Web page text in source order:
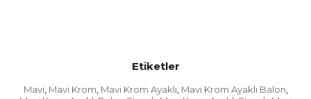
Etiketler
Mavi, Mavi Krom, Mavi Krom Ayaklı, Mavi Krom Ayaklı Balon,